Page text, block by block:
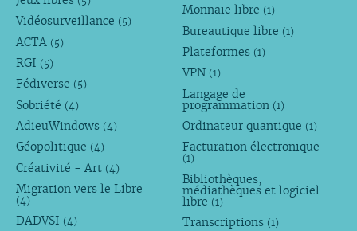
Vidéosurveillance (5)
ACTA (5)
RGI (5)
Fédiverse (5)
Sobriété (4)
AdieuWindows (4)
Géopolitique (4)
Créativité - Art (4)
Migration vers le Libre
(4)
DADVSI (4)
Monnaie libre (1)
Bureautique libre (1)
Plateformes (1)
VPN (1)
Langage de
programmation (1)
Ordinateur quantique (1)
Facturation électronique
(1)
Bibliothèques,
médiathèques et logiciel
libre (1)
Transcriptions (1)